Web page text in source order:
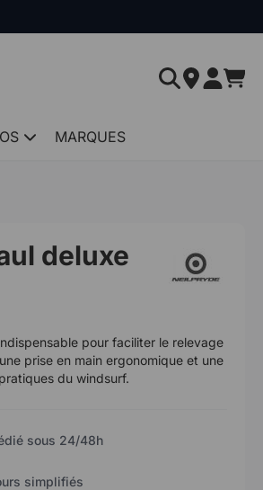
MARQUES
deluxe
pour faciliter le relevage
prise en main ergonomique et une
du windsurf.
sous 24/48h
simplifiés